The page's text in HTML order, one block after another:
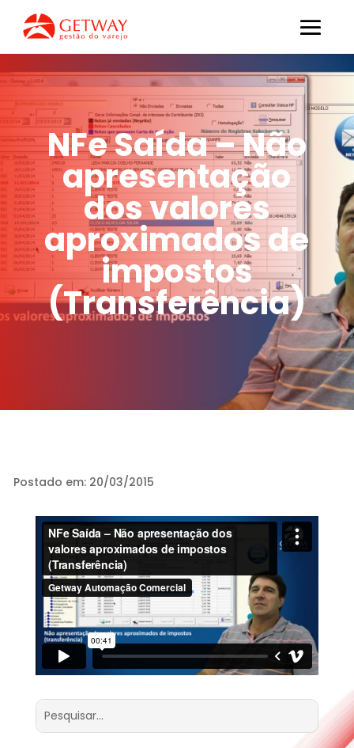
NFe Saída – Não
apresentação
dos valores
aproximados de
impostos
(Transferência)
Postado em: 20/03/2015